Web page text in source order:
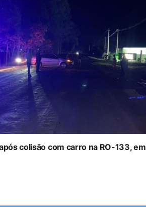
colisão com carro na RO-133, em